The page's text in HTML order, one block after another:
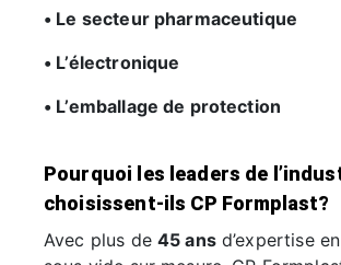
• Le secteur pharmaceutique
• L’électronique
• L’emballage de protection
Pourquoi les leaders de
choisissent-ils CP Formplast?
Avec plus de 45 ansd’expertise